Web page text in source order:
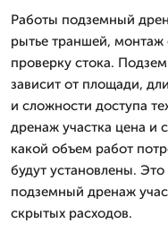
Работы подземный
рытье траншей,
проверку стока.
зависит от площади,
и сложности доступа
дренаж участка цена и
какой объем работ
будут установлены.
подземный дренаж
скрытых расходов.